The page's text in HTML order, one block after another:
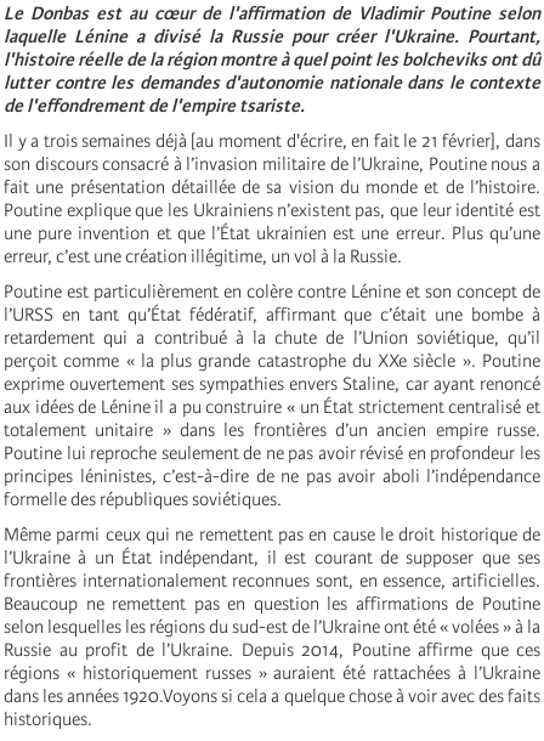
Le Donbas est au cœur de l'affirmation de Vladimir Poutine selon
laquelle Lénine a divisé la Russie pour créer l'Ukraine. Pourtant,
l'histoire réelle de la région montre à quel point les bolcheviks ont dû
lutter contre les demandes d'autonomie nationale dans le contexte
de l'effondrement de l'empire tsariste.
Il y a trois semaines déjà [au moment d'écrire, en fait le 21 février], dans
son discours consacré à l’invasion militaire de l’Ukraine, Poutine nous a
fait une présentation détaillée de sa vision du monde et de l’histoire.
Poutine explique que les Ukrainiens n’existent pas, que leur identité est
une pure invention et que l’État ukrainien est une erreur. Plus qu’une
erreur, c’est une création illégitime, un vol à la Russie.
Poutine est particulièrement en colère contre Lénine et son concept de
l’URSS en tant qu’État fédératif, affirmant que c’était une bombe à
retardement qui a contribué à la chute de l’Union soviétique, qu’il
perçoit comme « la plus grande catastrophe du XXe siècle ». Poutine
exprime ouvertement ses sympathies envers Staline, car ayant renoncé
aux idées de Lénine il a pu construire « un État strictement centralisé et
totalement unitaire » dans les frontières d’un ancien empire russe.
Poutine lui reproche seulement de ne pas avoir révisé en profondeur les
principes léninistes, c’est-à-dire de ne pas avoir aboli l’indépendance
formelle des républiques soviétiques.
Même parmi ceux qui ne remettent pas en cause le droit historique de
l’Ukraine à un État indépendant, il est courant de supposer que ses
frontières internationalement reconnues sont, en essence, artificielles.
Beaucoup ne remettent pas en question les affirmations de Poutine
selon lesquelles les régions du sud-est de l’Ukraine ont été « volées » à la
Russie au profit de l’Ukraine. Depuis 2014, Poutine affirme que ces
régions « historiquement russes » auraient été rattachées à l’Ukraine
dans les années 1920.Voyons si cela a quelque chose à voir avec des faits
historiques.